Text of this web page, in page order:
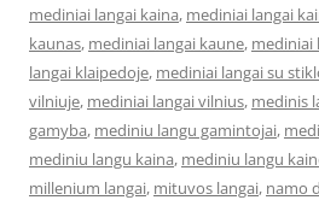
mediniai langai kaina, mediniai langai
kaunas, mediniai langai kaune, mediniai
langai klaipedoje, mediniai langai su
vilniuje, mediniai langai vilnius, medinis
gamyba, mediniu langu gamintojai,
mediniu langu kaina, mediniu langu
millenium langai, mituvos langai, namo